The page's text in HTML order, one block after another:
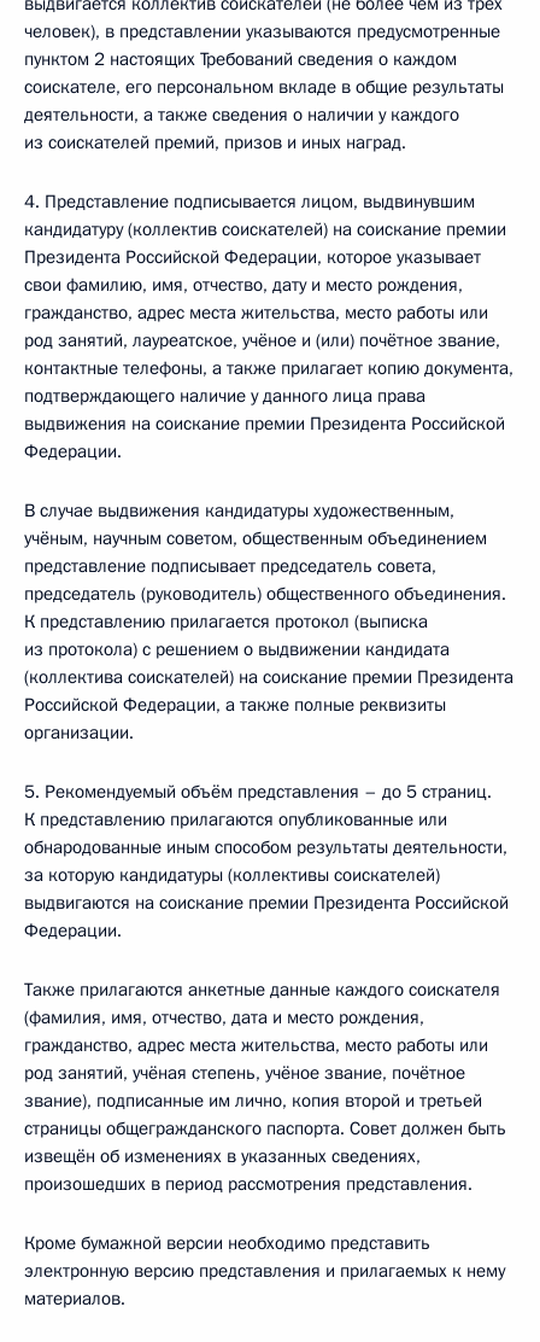
человек), в представлении указываются предусмотренные
пунктом 2 настоящих Требований сведения о каждом
соискателе, его персональном вкладе в общие результаты
деятельности, а также сведения о наличии у каждого
из соискателей премий, призов и иных наград.
4. Представление подписывается лицом, выдвинувшим
кандидатуру (коллектив соискателей) на соискание премии
Президента Российской Федерации, которое указывает
свои фамилию, имя, отчество, дату и место рождения,
гражданство, адрес места жительства, место работы или
род занятий, лауреатское, учёное и (или) почётное звание,
контактные телефоны, а также прилагает копию документа,
подтверждающего наличие у данного лица права
выдвижения на соискание премии Президента Российской
Федерации.
В случае выдвижения кандидатуры художественным,
учёным, научным советом, общественным объединением
представление подписывает председатель совета,
председатель (руководитель) общественного объединения.
К представлению прилагается протокол (выписка
из протокола) с решением о выдвижении кандидата
(коллектива соискателей) на соискание премии Президента
Российской Федерации, а также полные реквизиты
организации.
5. Рекомендуемый объём представления – до 5 страниц.
К представлению прилагаются опубликованные или
обнародованные иным способом результаты деятельности,
за которую кандидатуры (коллективы соискателей)
выдвигаются на соискание премии Президента Российской
Федерации.
Также прилагаются анкетные данные каждого соискателя
(фамилия, имя, отчество, дата и место рождения,
гражданство, адрес места жительства, место работы или
род занятий, учёная степень, учёное звание, почётное
звание), подписанные им лично, копия второй и третьей
страницы общегражданского паспорта. Совет должен быть
извещён об изменениях в указанных сведениях,
произошедших в период рассмотрения представления.
Кроме бумажной версии необходимо представить
электронную версию представления и прилагаемых к нему
материалов.